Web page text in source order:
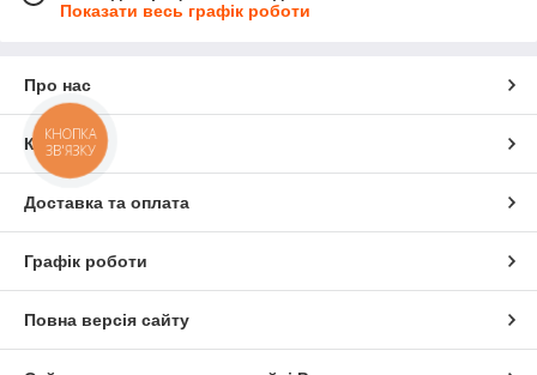
Показати весь графік роботи
Про нас
Контакти
Доставка та оплата
Графік роботи
Повна версія сайту
КНОПКА
ЗВ'ЯЗКУ